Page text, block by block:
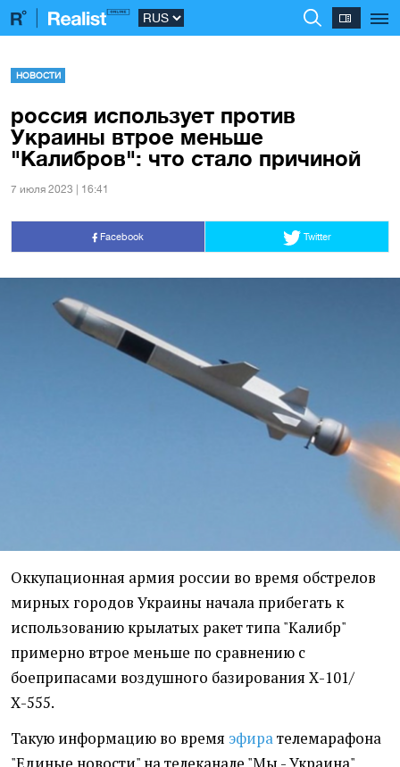
НОВОСТИ
россия использует против
Украины втрое меньше
"Калибров": что стало причиной
7 июля 2023 | 16:41
Facebook Twitter
Оккупационная армия россии во время обстрелов
мирных городов Украины начала прибегать к
использованию крылатых ракет типа "Калибр"
примерно втрое меньше по сравнению с
боеприпасами воздушного базирования Х-101/
Х-555.
Такую информацию во время эфирателемарафона